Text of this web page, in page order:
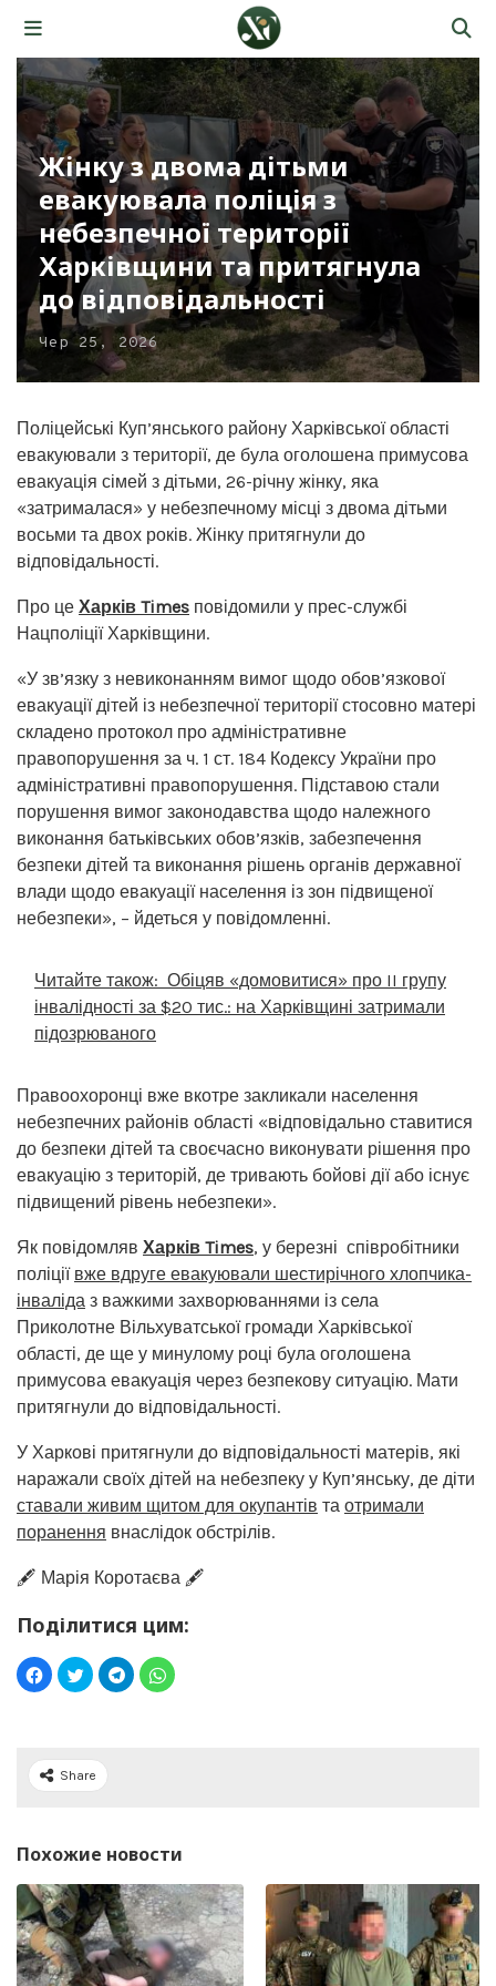
Жінку з двома дітьми
евакуювала поліція з
небезпечної території
Харківщини та притягнула
до відповідальності
Чер 25, 2026
Поліцейські Куп’янського району Харківської області
евакуювали з території, де була оголошена примусова
евакуація сімей з дітьми, 26-річну жінку, яка
«затрималася» у небезпечному місці з двома дітьми
восьми та двох років. Жінку притягнули до
відповідальності.
Про це Харків Times повідомили у прес-службі
Нацполіції Харківщини.
«У зв’язку з невиконанням вимог щодо обов’язкової
евакуації дітей із небезпечної території стосовно матері
складено протокол про адміністративне
правопорушення за ч. 1 ст. 184 Кодексу України про
адміністративні правопорушення. Підставою стали
порушення вимог законодавства щодо належного
виконання батьківських обов’язків, забезпечення
безпеки дітей та виконання рішень органів державної
влади щодо евакуації населення із зон підвищеної
небезпеки», – йдеться у повідомленні.
Читайте також: Обіцяв «домовитися» про II групу
інвалідності за $20 тис.: на Харківщині затримали
підозрюваного
Правоохоронці вже вкотре закликали населення
небезпечних районів області «відповідально ставитися
до безпеки дітей та своєчасно виконувати рішення про
евакуацію з територій, де тривають бойові дії або існує
підвищений рівень небезпеки».
Як повідомляв Харків Times, у березні співробітники
поліції вже вдруге евакуювали шестирічного хлопчика-
інваліда з важкими захворюваннями із села
Приколотне Вільхуватської громади Харківської
області, де ще у минулому році була оголошена
примусова евакуація через безпекову ситуацію. Мати
притягнули до відповідальності.
У Харкові притягнули до відповідальності матерів, які
наражали своїх дітей на небезпеку у Куп’янську, де діти
ставали живим щитом для окупантів та отримали
поранення внаслідок обстрілів.
🖋️ Марія Коротаєва 🖋️
Поділитися цим:
Share
Похожие новости